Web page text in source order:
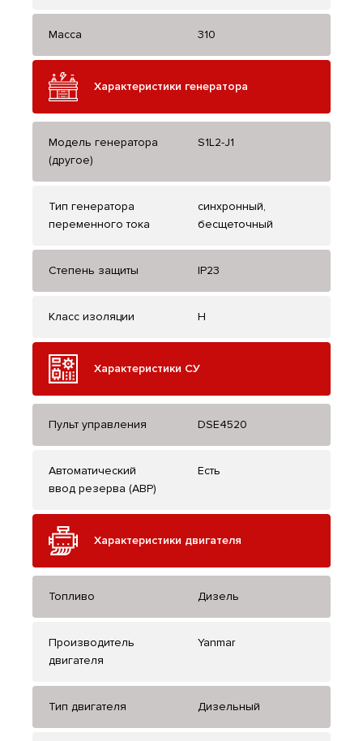
Масса 310
Характеристики генератора
Модель генератора
(другое)
S1L2-J1
Тип генератора
переменного тока
синхронный,
бесщеточный
Степень защиты IP23
Класс изоляции H
Характеристики СУ
Пульт управления DSE4520
Автоматический
ввод резерва (АВР)
Есть
Характеристики двигателя
Топливо Дизель
Производитель
двигателя
Yanmar
Тип двигателя Дизельный